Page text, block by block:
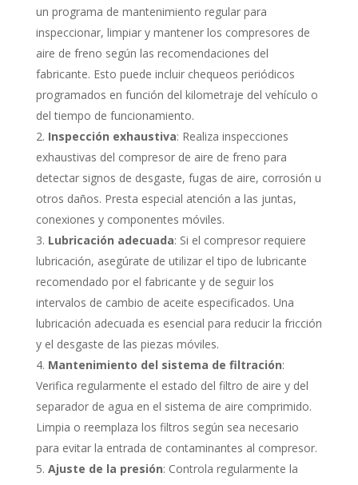
un programa de mantenimiento regular para
inspeccionar, limpiar y mantener los compresores de
aire de freno según las recomendaciones del
fabricante. Esto puede incluir chequeos periódicos
programados en función del kilometraje del vehículo o
del tiempo de funcionamiento.
Inspección exhaustiva: Realiza inspecciones
exhaustivas del compresor de aire de freno para
detectar signos de desgaste, fugas de aire, corrosión u
otros daños. Presta especial atención a las juntas,
conexiones y componentes móviles.
Lubricación adecuada: Si el compresor requiere
lubricación, asegúrate de utilizar el tipo de lubricante
recomendado por el fabricante y de seguir los
intervalos de cambio de aceite especificados. Una
lubricación adecuada es esencial para reducir la fricción
y el desgaste de las piezas móviles.
Mantenimiento del sistema de filtración:
Verifica regularmente el estado del filtro de aire y del
separador de agua en el sistema de aire comprimido.
Limpia o reemplaza los filtros según sea necesario
para evitar la entrada de contaminantes al compresor.
Ajuste de la presión: Controla regularmente la